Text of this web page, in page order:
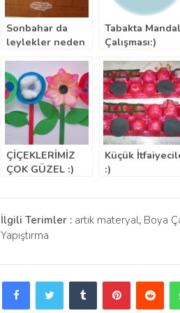
Sonbahar da
leylekler neden
Tabakta
Çalışması:)
ÇİÇEKLERİMİZ
ÇOK GÜZEL :)
Küçük
:)
İlgili Terimler : artık materyal, Boya
Yapıştırma
FacebookTwitter Tumblr Pinterest